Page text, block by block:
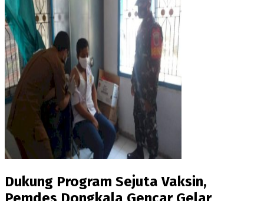
Dukung Program Sejuta Vaksin,